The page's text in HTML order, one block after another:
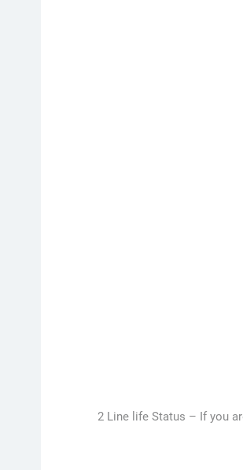
2 Line life Status – If you